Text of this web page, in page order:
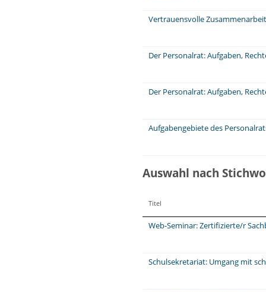
Vertrauensvolle
Der Personalrat: Aufgaben,
Der Personalrat: Aufgaben,
Aufgabengebiete des
Auswahl nach
Titel
Web-Seminar: Zertifizierte/r
Schulsekretariat: Umgang mit